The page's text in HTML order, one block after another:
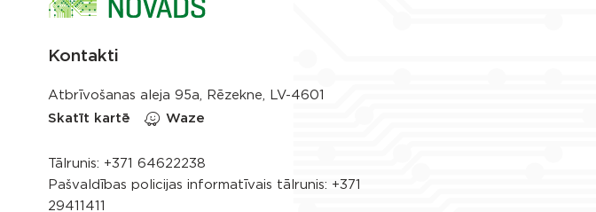
Kontakti
Atbrīvošanas aleja 95a, Rēzekne, LV-4601
Skatīt kartē
Waze
Tālrunis: +371 64622238
Pašvaldības policijas informatīvais tālrunis: +371
29411411